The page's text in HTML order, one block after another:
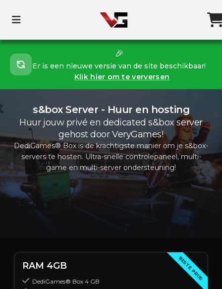
🎉
Er is een nieuwe versie van de site beschikbaar!
Klik hier om te verversen
s&box Server - Huur en hosting
Huur jouw privé en dedicated s&box server
gehost door VeryGames!
DediGames® Box is de krachtigste manier om je s&box-
servers te hosten. Ultra-snelle controlepaneel, multi-
game en multi-server ondersteuning!
BESTE PRIJS
RAM 4GB
DediGames® Box 4 GB